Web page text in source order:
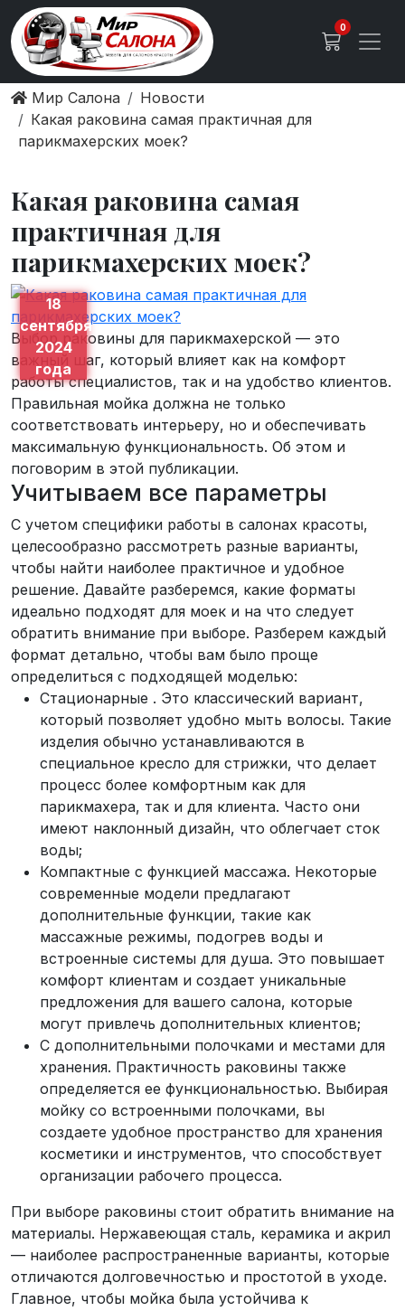
0
Мир Салона
Новости
Какая раковина самая практичная для
парикмахерских моек?
Какая раковина самая
практичная для
парикмахерских моек?
18
сентября
2024
года
Выбор раковины для парикмахерской — это
важный шаг, который влияет как на комфорт
работы специалистов, так и на удобство клиентов.
Правильная мойка должна не только
соответствовать интерьеру, но и обеспечивать
максимальную функциональность. Об этом и
поговорим в этой публикации.
Учитываем все параметры
С учетом специфики работы в салонах красоты,
целесообразно рассмотреть разные варианты,
чтобы найти наиболее практичное и удобное
решение. Давайте разберемся, какие форматы
идеально подходят для моек и на что следует
обратить внимание при выборе. Разберем каждый
формат детально, чтобы вам было проще
определиться с подходящей моделью:
Стационарные . Это классический вариант,
который позволяет удобно мыть волосы. Такие
изделия обычно устанавливаются в
специальное кресло для стрижки, что делает
процесс более комфортным как для
парикмахера, так и для клиента. Часто они
имеют наклонный дизайн, что облегчает сток
воды;
Компактные с функцией массажа. Некоторые
современные модели предлагают
дополнительные функции, такие как
массажные режимы, подогрев воды и
встроенные системы для душа. Это повышает
комфорт клиентам и создает уникальные
предложения для вашего салона, которые
могут привлечь дополнительных клиентов;
С дополнительными полочками и местами для
хранения. Практичность раковины также
определяется ее функциональностью. Выбирая
мойку со встроенными полочками, вы
создаете удобное пространство для хранения
косметики и инструментов, что способствует
организации рабочего процесса.
При выборе раковины стоит обратить внимание на
материалы. Нержавеющая сталь, керамика и акрил
— наиболее распространенные варианты, которые
отличаются долговечностью и простотой в уходе.
Главное, чтобы мойка была устойчива к